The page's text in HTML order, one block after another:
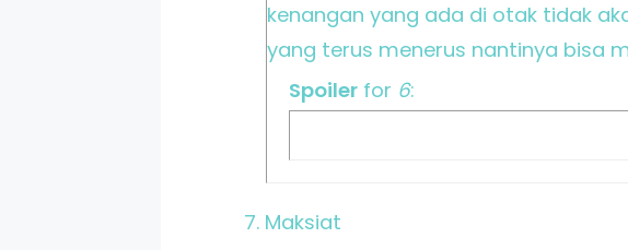
kenangan yang ada di otak tidak
yang terus menerus nantinya bisa
Spoiler for 6:
7. Maksiat